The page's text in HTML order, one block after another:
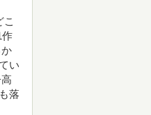
作
い
落